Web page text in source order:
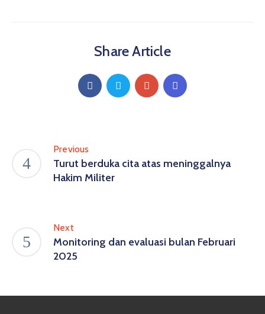
Share Article
Previous
Turut berduka cita atas meninggalnya
Hakim Militer
Next
Monitoring dan evaluasi bulan Februari
2025